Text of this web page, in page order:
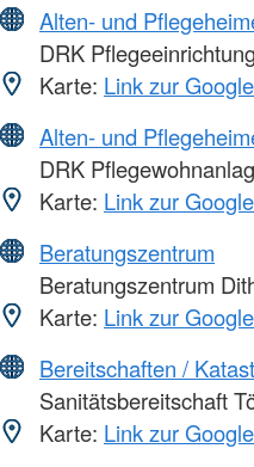
Alten- und
DRK
Karte: Link zur
Alten- und
DRK
Karte: Link zur
Beratungszentrum
Beratungszentrum
Karte: Link zur
Bereitschaften /
Sanitätsbereitschaft
Karte: Link zur